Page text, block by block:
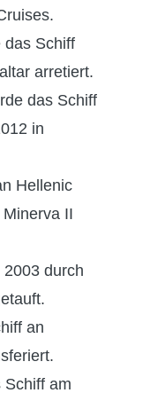
das Schiff
arretiert.
das Schiff
in
Hellenic
II
durch
an
Schiff am